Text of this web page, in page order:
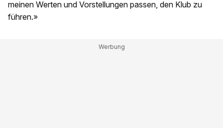
meinen Werten und Vorstellungen passen, den Klub zu
führen.»